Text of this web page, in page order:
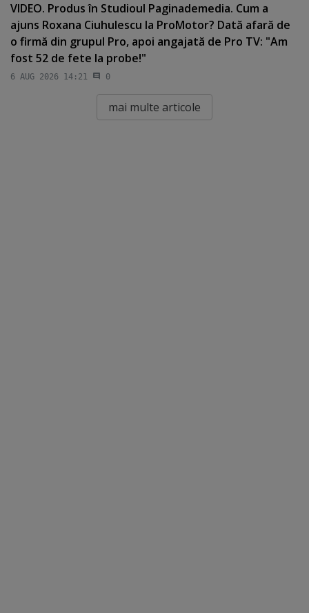
VIDEO. Produs în Studioul Paginademedia. Cum a
ajuns Roxana Ciuhulescu la ProMotor? Dată afară de
o firmă din grupul Pro, apoi angajată de Pro TV: "Am
fost 52 de fete la probe!"
6 AUG 2026 14:21 0
mai multe articole